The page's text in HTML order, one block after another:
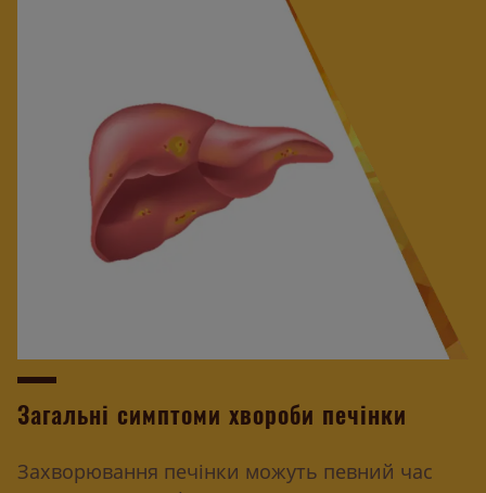
Загальні симптоми хвороби печінки
Захворювання печінки можуть певний час